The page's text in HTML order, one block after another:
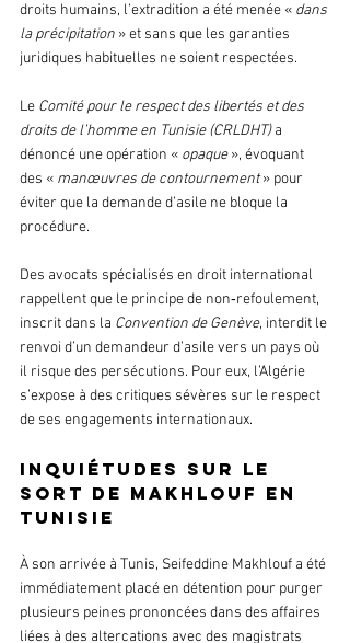
droits humains, l’extradition a été menée « dans
la précipitation » et sans que les garanties
juridiques habituelles ne soient respectées.
Le Comité pour le respect des libertés et des
droits de l’homme en Tunisie (CRLDHT) a
dénoncé une opération « opaque », évoquant
des « manœuvres de contournement » pour
éviter que la demande d’asile ne bloque la
procédure.
Des avocats spécialisés en droit international
rappellent que le principe de non‑refoulement,
inscrit dans la Convention de Genève, interdit le
renvoi d’un demandeur d’asile vers un pays où
il risque des persécutions. Pour eux, l’Algérie
s’expose à des critiques sévères sur le respect
de ses engagements internationaux.
Inquiétudes sur le
sort de Makhlouf en
Tunisie
À son arrivée à Tunis, Seifeddine Makhlouf a été
immédiatement placé en détention pour purger
plusieurs peines prononcées dans des affaires
liées à des altercations avec des magistrats